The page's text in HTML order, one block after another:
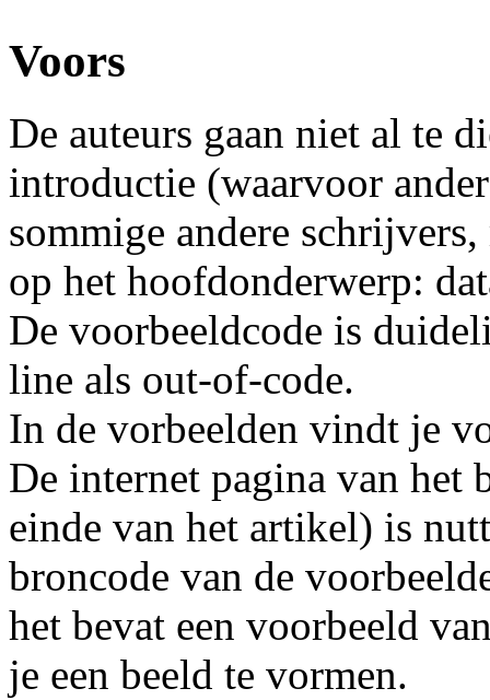
Voors
De auteurs gaan niet al te
introductie (waarvoor
sommige andere
op het hoofdonderwerp:
De voorbeeldcode is
line als out-of-code.
In de vorbeelden vindt je
De internet pagina van het
einde van het artikel) is
broncode van de
het bevat een voorbeeld
je een beeld te vormen.